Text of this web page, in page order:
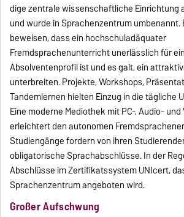
dige zentrale wissenschaftliche Einrichtung
und wurde in Sprachenzentrum umbenannt.
beweisen, dass ein hochschuladäquater
Fremdsprachenunterricht unerlässlich für
Absolventenprofil ist und es galt, ein
unterbreiten. Projekte, Workshops,
Tandemlernen hielten Einzug in die tägliche
Eine moderne Mediothek mit PC-, Audio-
erleichtert den autonomen
Studiengänge fordern von ihren
obligatorische Sprachabschlüsse. In der
Abschlüsse im Zertifikatssystem UNIcert,
Sprachenzentrum angeboten wird.
Großer Aufschwung